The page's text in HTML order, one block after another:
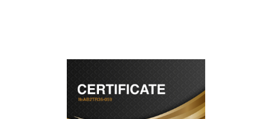
современное оборудование и
лицензированное ПО в ремонтно-
диагностических мастерских;